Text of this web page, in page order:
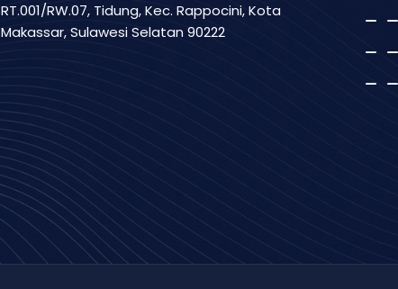
RT.001/RW.07, Tidung, Kec. Rappocini, Kota
Makassar, Sulawesi Selatan 90222